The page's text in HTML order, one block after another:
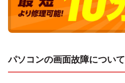
パソコンの画面故障について